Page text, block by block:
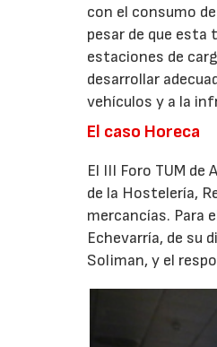
con el consumo
pesar de que
estaciones de
desarrollar
vehículos y a la
El caso Horeca
El III Foro TUM
de la Hostelería,
mercancías. Para
Echevarría, de su
Soliman, y el